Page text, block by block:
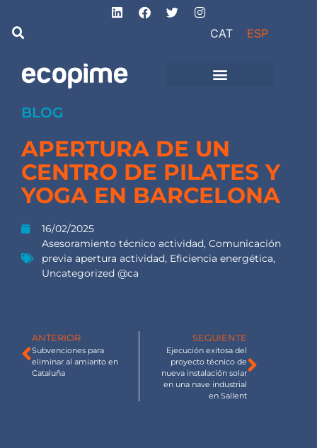
CAT ESP
BLOG
APERTURA DE UN
CENTRO DE PILATES Y
YOGA EN BARCELONA
16/02/2025
Asesoramiento técnico actividad, Comunicación
previa apertura actividad, Eficiencia energética,
Uncategorized @ca
ANTERIOR
Subvenciones para
eliminar al amianto en
Cataluña
SEGUIENTE
Ejecución exitosa del
proyecto técnico de
nueva instalación solar
en una nave industrial
en Sallent